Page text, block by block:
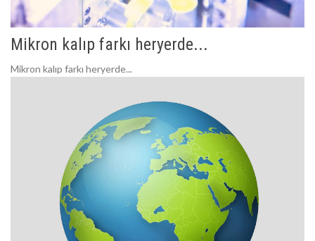
Mikron kalıp farkı heryerde...
Mikron kalıp farkı heryerde...